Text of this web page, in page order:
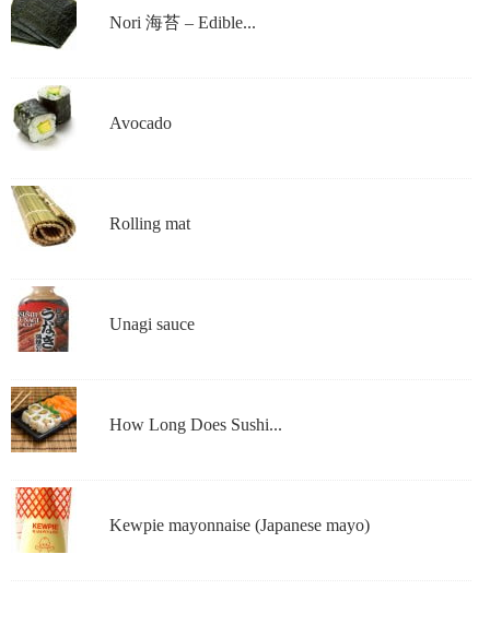
Nori 海苔 – Edible...
Avocado
Rolling mat
Unagi sauce
How Long Does Sushi...
Kewpie mayonnaise (Japanese mayo)